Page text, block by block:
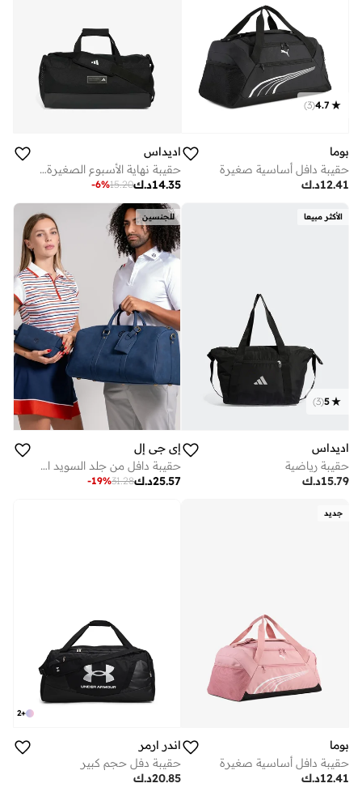
4.7
(
3
)
بوما
حقيبة دافل أساسية صغيرة
د.ك12.41
اديداس
حقيبة نهاية الأسبوع الصغيرة بثلاث خطوط
د.ك14.35
15.20
-6%
الأكثر مبيعا
5
(
3
)
اديداس
حقيبة رياضية
د.ك15.79
للجنسين
إي جي إل
حقيبة دافل من جلد السويد النباتي - أزرق ليلي
د.ك25.57
31.28
-19%
جديد
بوما
حقيبة دافل أساسية صغيرة
د.ك12.41
+
2
اندر ارمر
حقيبة دفل حجم كبير
د.ك20.85